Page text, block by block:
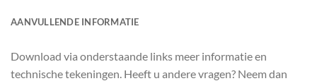
AANVULLENDE INFORMATIE
Download via onderstaande links meer informatie en
technische tekeningen. Heeft u andere vragen? Neem dan